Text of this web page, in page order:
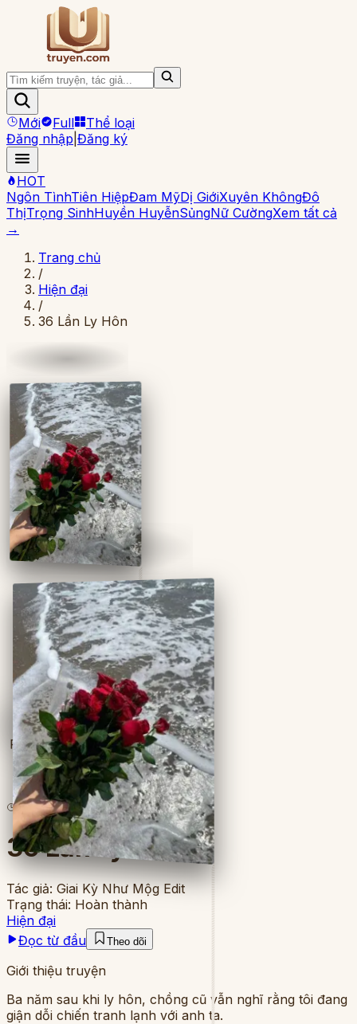
Mới Full
Thể loại
Đăng nhập Đăng ký
HOT
Ngôn TìnhTiên HiệpĐam MỹDị GiớiXuyên KhôngĐô
ThịTrọng SinhHuyền HuyễnSủngNữ CườngXem tất cả
→
Trang chủ
/
Hiện đại
/
36 Lần Ly Hôn
Full
8lượt đọc· 8chương
36 Lần Ly Hôn
Tác giả: Giai Kỳ Như Mộg Edit
Trạng thái: Hoàn thành
Hiện đại
Đọc từ đầu
Theo dõi
Giới thiệu truyện
Ba năm sau khi ly hôn, chồng cũ vẫn nghĩ rằng tôi đang
giận dỗi chiến tranh lạnh với anh ta.